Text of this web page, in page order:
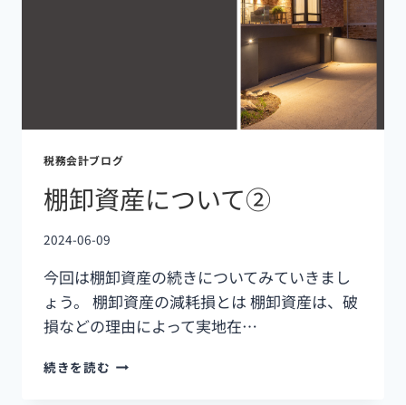
税務会計ブログ
棚卸資産について②
2024-06-09
今回は棚卸資産の続きについてみていきまし
ょう。 棚卸資産の減耗損とは 棚卸資産は、破
損などの理由によって実地在…
続きを読む